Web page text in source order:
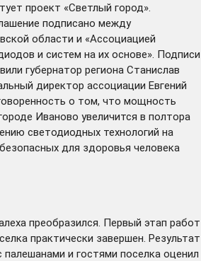
проект «Светлый город».
подписано между
области и «Ассоциацией
и систем на их основе». Подписи
губернатор региона Станислав
директор ассоциации Евгений
о том, что мощность
Иваново увеличится в полтора
светодиодных технологий на
для здоровья человека
преобразился. Первый этап работ
практически завершен. Результат
и гостями поселка оценил